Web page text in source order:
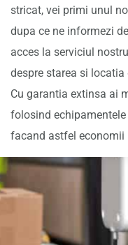
stricat, vei primi unul
dupa ce ne informezi
acces la serviciul
despre starea si locatia
Cu garantia extinsa ai
folosind echipamentele
facand astfel economii